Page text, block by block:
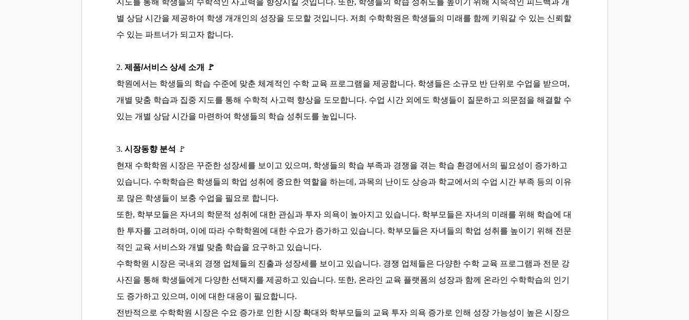
지도를 통해 학생들의 수학적인 사고력을 향상시킬 것입니다. 또한, 학생들의 학습 성취도를 높이기 위해 지속적인 피드백과 개
별 상담 시간을 제공하여 학생 개개인의 성장을 도모할 것입니다. 저희 수학학원은 학생들의 미래를 함께 키워갈 수 있는 신뢰할
수 있는 파트너가 되고자 합니다.
2. 제품/서비스 상세 소개
🚩
학원에서는 학생들의 학습 수준에 맞춘 체계적인 수학 교육 프로그램을 제공합니다. 학생들은 소규모 반 단위로 수업을 받으며,
개별 맞춤 학습과 집중 지도를 통해 수학적 사고력 향상을 도모합니다. 수업 시간 외에도 학생들이 질문하고 의문점을 해결할 수
있는 개별 상담 시간을 마련하여 학생들의 학습 성취도를 높입니다.
3. 시장동향 분석
🚩
현재 수학학원 시장은 꾸준한 성장세를 보이고 있으며, 학생들의 학습 부족과 경쟁을 겪는 학습 환경에서의 필요성이 증가하고
있습니다. 수학학습은 학생들의 학업 성취에 중요한 역할을 하는데, 과목의 난이도 상승과 학교에서의 수업 시간 부족 등의 이유
로 많은 학생들이 보충 수업을 필요로 합니다.
또한, 학부모들은 자녀의 학문적 성취에 대한 관심과 투자 의욕이 높아지고 있습니다. 학부모들은 자녀의 미래를 위해 학습에 대
한 투자를 고려하며, 이에 따라 수학학원에 대한 수요가 증가하고 있습니다. 학부모들은 자녀들의 학업 성취를 높이기 위해 전문
적인 교육 서비스와 개별 맞춤 학습을 요구하고 있습니다.
수학학원 시장은 국내외 경쟁 업체들의 진출과 성장세를 보이고 있습니다. 경쟁 업체들은 다양한 수학 교육 프로그램과 전문 강
사진을 통해 학생들에게 다양한 선택지를 제공하고 있습니다. 또한, 온라인 교육 플랫폼의 성장과 함께 온라인 수학학습의 인기
도 증가하고 있으며, 이에 대한 대응이 필요합니다.
전반적으로 수학학원 시장은 수요 증가로 인한 시장 확대와 학부모들의 교육 투자 의욕 증가로 인해 성장 가능성이 높은 시장으